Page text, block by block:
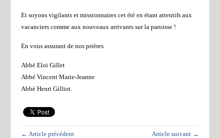
Et soyons vigilants et missionnaires cet été en étant attentifs aux
vacanciers comme aux nouveaux arrivants sur la paroisse !
En vous assurant de nos prières
Abbé Eloi Gillet
Abbé Vincent Marie-Jeanne
Abbé Henri Gilliot.
← Article précédent Article suivant →